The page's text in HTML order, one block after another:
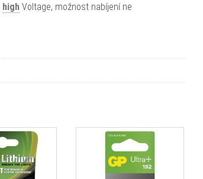
high Voltage, možnost nabíjení ne